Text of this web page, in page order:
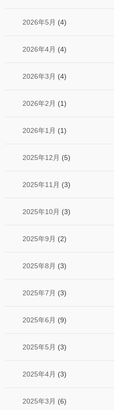
2026年5月 (4)
2026年4月 (4)
2026年3月 (4)
2026年2月 (1)
2026年1月 (1)
2025年12月 (5)
2025年11月 (3)
2025年10月 (3)
2025年9月 (2)
2025年8月 (3)
2025年7月 (3)
2025年6月 (9)
2025年5月 (3)
2025年4月 (3)
2025年3月 (6)